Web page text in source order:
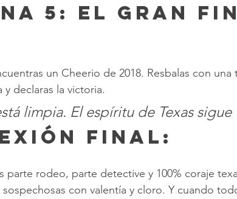
5: El Gran
un Cheerio de 2018. Resbalas con
y declaras la victoria.
limpia. El espíritu de Texas sigue
final:
parte rodeo, parte detective y 100% coraje
sospechosas con valentía y cloro. Y cuando